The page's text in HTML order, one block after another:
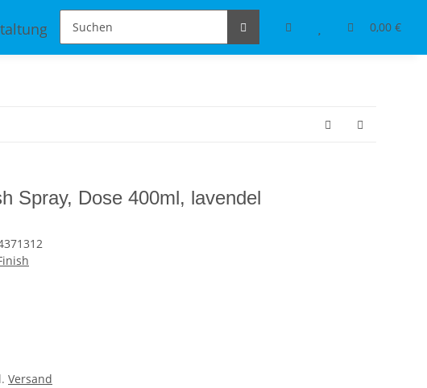
0,00 €
Schmuckdesign Tischdeko & Accessoires
Spray, Dose 400ml, lavendel
Versand